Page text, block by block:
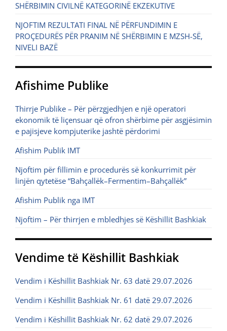
SHËRBIMIN CIVILNË KATEGORINË EKZEKUTIVE
NJOFTIM REZULTATI FINAL NË PËRFUNDIMIN E
PROÇEDURËS PËR PRANIM NË SHËRBIMIN E MZSH-SË,
NIVELI BAZË
Afishime Publike
Thirrje Publike – Për përzgjedhjen e një operatori
ekonomik të liçensuar që ofron shërbime për asgjësimin
e pajisjeve kompjuterike jashtë përdorimi
Afishim Publik IMT
Njoftim për fillimin e procedurës së konkurrimit për
linjën qytetëse “Bahçallëk–Fermentim–Bahçallëk”
Afishim Publik nga IMT
Njoftim – Për thirrjen e mbledhjes së Këshillit Bashkiak
Vendime të Këshillit Bashkiak
Vendim i Këshillit Bashkiak Nr. 63 datë 29.07.2026
Vendim i Këshillit Bashkiak Nr. 61 datë 29.07.2026
Vendim i Këshillit Bashkiak Nr. 62 datë 29.07.2026